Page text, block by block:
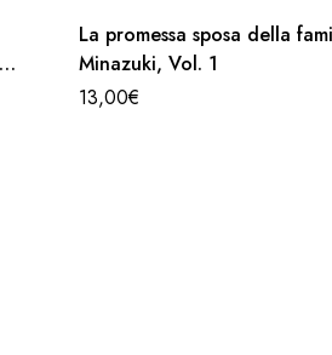
La promessa sposa della
Minazuki, Vol. 1
13,00€